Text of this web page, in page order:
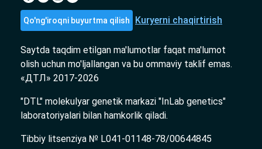
Qo'ng'iroqni buyurtma qilish Kuryerni chaqirtirish
Saytda taqdim etilgan ma'lumotlar faqat ma'lumot
olish uchun mo'ljallangan va bu ommaviy taklif emas.
«ДТЛ» 2017-2026
"DTL" molekulyar genetik markazi "InLab genetics"
laboratoriyalari bilan hamkorlik qiladi.
Tibbiy litsenziya № L041-01148-78/00644845